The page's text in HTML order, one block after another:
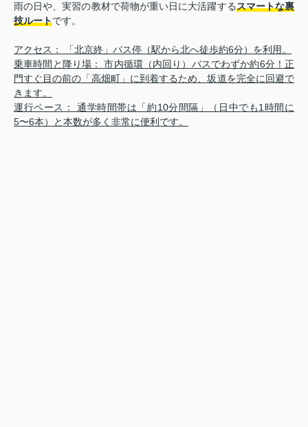
雨の日や、実習の教材で荷物が重い日に大活躍するスマートな裏
技ルートです。
アクセス： 「北京終」バス停（駅から北へ徒歩約6分）を利用。
乗車時間と降り場： 市内循環（内回り）バスでわずか約6分！正
門すぐ目の前の「高畑町」に到着するため、坂道を完全に回避で
きます。
運行ペース： 通学時間帯は「約10分間隔」（日中でも1時間に
5〜6本）と本数が多く非常に便利です。